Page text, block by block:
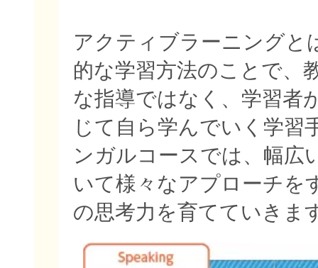
アクティブラーニングと
的な学習方法のことで、
な指導ではなく、学習者
じて自ら学んでいく学習
ンガルコースでは、幅広
いて様々なアプローチを
の思考力を育てていきま